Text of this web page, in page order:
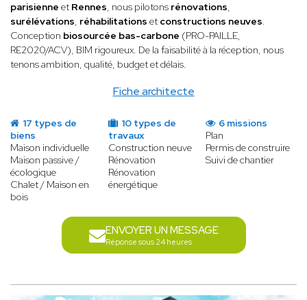
Fiche architecte
parisienne et Rennes, nous pilotons rénovations,
surélévations, réhabilitations et constructions neuves.
Conception biosourcée bas-carbone (PRO-PAILLE,
RE2020/ACV), BIM rigoureux. De la faisabilité à la réception, nous
tenons ambition, qualité, budget et délais.
17 types de
biens
Maison individuelle
Maison passive /
écologique
Chalet / Maison en
bois
10 types de
travaux
Construction neuve
Rénovation
Rénovation
énergétique
6 missions
Plan
Permis de construire
Suivi de chantier
ENVOYER UN MESSAGE
Réponse sous 24 heures